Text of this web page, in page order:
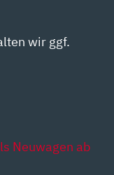
wir ggf.
Neuwagen ab